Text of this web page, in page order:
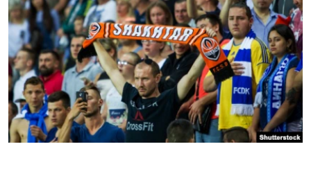
ТЕЛЕПРОЕКТ КРЫМ.РЕАЛИИ
СОВЕТЫ ПРАВОЗАЩИТНИКОВ
ПРОПАВШИЕ БЕЗ ВЕСТИ
ПОБЕДИТЕЛЕЙ НЕ СУДЯТ?
КРЫМ.НЕПОКОРЕННЫЙ
ELIFBE
Українською
Qırımtatar
ПРИСОЕДИНЯЙТЕСЬ!